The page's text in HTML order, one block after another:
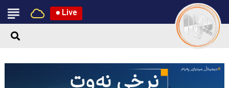
● Live